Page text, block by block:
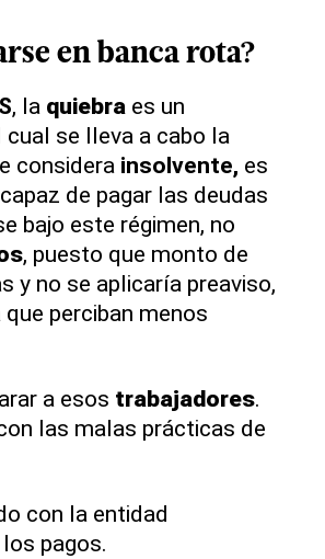
en banca rota?
, la quiebraes un
se lleva a cabo la
considera insolvente, es
de pagar las deudas
bajo este régimen, no
, puesto que monto de
y no se aplicaría preaviso,
perciban menos
a esos trabajadores.
las malas prácticas de
con la entidad
pagos.